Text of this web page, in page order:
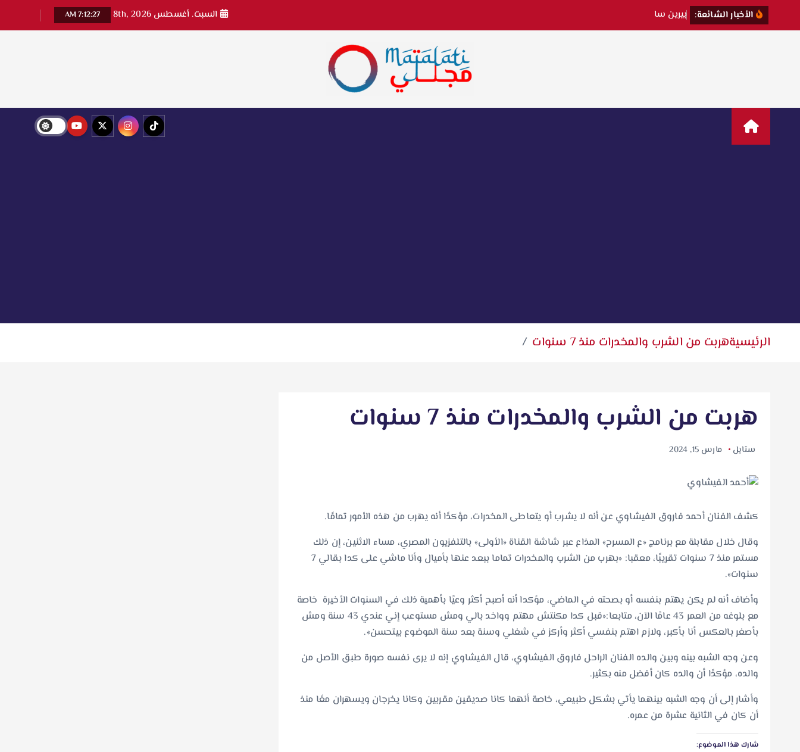
ل
و
الأخبار الشائعة: بيرين سا السبت. أغسطس 8th, 2026 7:12:29 AM
اخبار فنية وترفيهية
الرئيسيةهربت من الشرب والمخدرات منذ 7 سنوات
هربت من الشرب والمخدرات منذ 7 سنوات
ستايل مارس 15, 2024
كشف الفنان أحمد فاروق الفيشاوي عن أنه لا يشرب أو يتعاطى المخدرات، مؤكدًا أنه يهرب من هذه الأمور تمامًا‎.‎
وقال خلال مقابلة مع برنامج «ع المسرح» المذاع عبر شاشة القناة «الأولى» بالتلفزيون المصري، مساء الاثنين، إن ‏ذلك
مستمر منذ 7 سنوات تقريبًا، معقبا: «بهرب من الشرب والمخدرات تماما ببعد عنها بأميال وأنا ماشي على كدا ‏بقالي 7
سنوات».‏
وأضاف أنه لم يكن يهتم بنفسه أو بصحته في الماضي، مؤكدا أنه أصبح أكثر وعيًا بأهمية ذلك في السنوات الأخيرة‎ ‎‏ ‏خاصة
مع بلوغه من العمر 43 عامًا الآن، متابعا:«قبل كدا مكنتش مهتم وواخد بالي ومش مستوعب إني عندي 43 ‏سنة ومش
بأصغر بالعكس أنا بأكبر، ولازم اهتم بنفسي أكثر وأركز في شغلي وسنة بعد سنة الموضوع بيتحسن».‏
وعن وجه الشبه بينه وبين والده الفنان الراحل فاروق الفيشاوي، قال الفيشاوي إنه لا يرى نفسه صورة طبق الأصل ‏من
والده، مؤكدًا أن والده كان أفضل منه بكثير‎.‎
وأشار إلى أن وجه الشبه بينهما يأتي بشكل طبيعي، خاصة أنهما كانا صديقين مقربين وكانا يخرجان ويسهران معًا ‏منذ
أن كان في الثانية عشرة من عمره‎.‎
شارك هذا الموضوع: